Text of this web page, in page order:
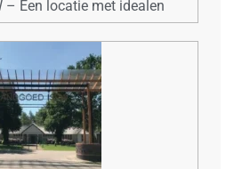
– Een locatie met idealen